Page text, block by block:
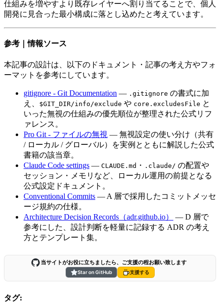
仕組みを増やすより既存レイヤーへ割り当てることで、個人
開発に見合った最小構成に落とし込めたと考えています。
参考｜情報ソース
本記事の設計は、以下のドキュメント・記事の考え方やフォ
ーマットを参考にしています。
gitignore - Git Documentation — .gitignore の書式に加
え、
$GIT_DIR/info/exclude や core.excludesFile と
いった無視の仕組みの優先順位が整理された公式リフ
ァレンス。
Pro Git - ファイルの無視 — 無視設定の使い分け（共有
/ ローカル / グローバル）を実例とともに解説した公式
書籍の該当章。
Claude Code settings — CLAUDE.md ・ .claude/ の配置や
セッション・メモリなど、ローカル運用の前提となる
公式設定ドキュメント。
Conventional Commits — A 層で採用したコミットメッセ
ージ規約の仕様。
Architecture Decision Records（adr.github.io）
— D 層で
参考にした、設計判断を軽量に記録する ADR の考え
方とテンプレート集。
当サイトがお役に立ちましたら、ご支援の程お願い致します
Star on GitHub
支援する
タグ: